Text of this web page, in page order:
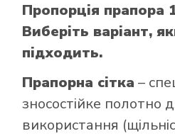
Пропорція прапора
Виберіть варіант,
підходить.
Прапорна сітка –
зносостійке полотно
використання